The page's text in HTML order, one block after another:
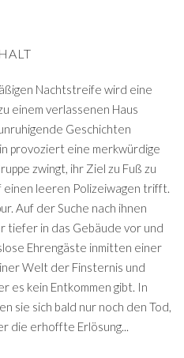
Nachtstreife wird eine
einem verlassenen Haus
Geschichten
provoziert eine merkwürdige
zwingt, ihr Ziel zu Fuß zu
einen leeren Polizeiwagen trifft.
Auf der Suche nach ihnen
tiefer in das Gebäude vor und
Ehrengäste inmitten einer
Welt der Finsternis und
es kein Entkommen gibt. In
sie sich bald nur noch den Tod,
die erhoffte Erlösung...